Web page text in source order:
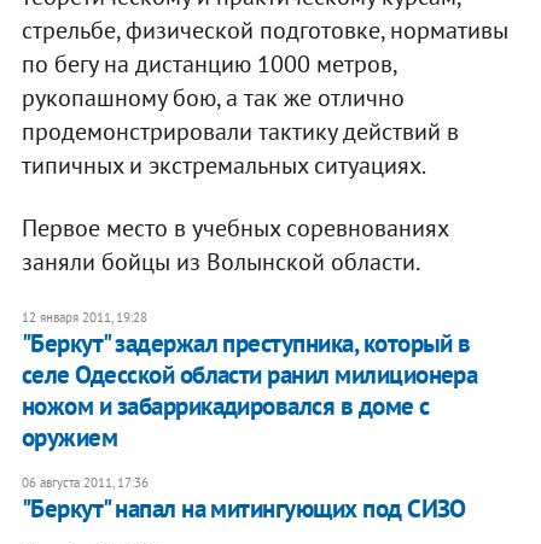
стрельбе, физической подготовке, нормативы
по бегу на дистанцию 1000 метров,
рукопашному бою, а так же отлично
продемонстрировали тактику действий в
типичных и экстремальных ситуациях.
Первое место в учебных соревнованиях
заняли бойцы из Волынской области.
12 января 2011, 19:28
"Беркут" задержал преступника, который в
селе Одесской области ранил милиционера
ножом и забаррикадировался в доме с
оружием
06 августа 2011, 17:36
"Беркут" напал на митингующих под СИЗО